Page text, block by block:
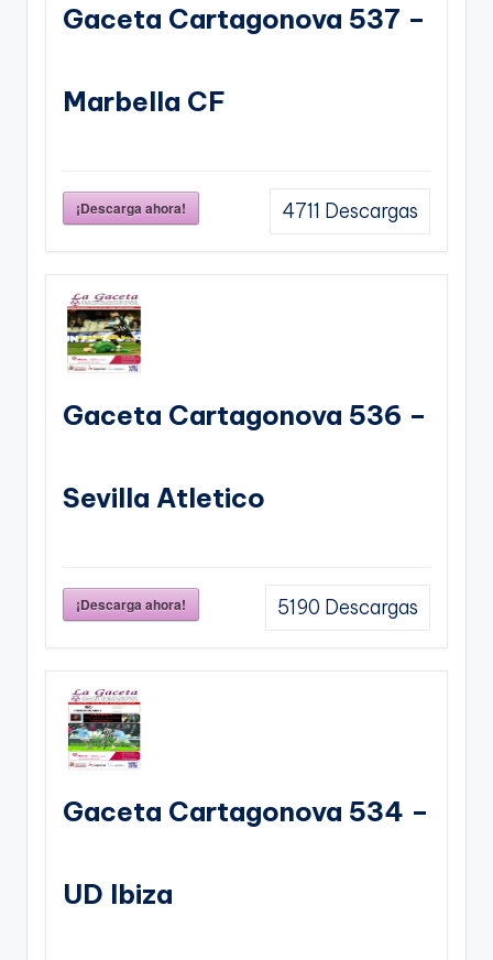
Gaceta Cartagonova 537 –
Marbella CF
¡Descarga ahora! 4711 Descargas
Gaceta Cartagonova 536 –
Sevilla Atletico
¡Descarga ahora! 5190 Descargas
Gaceta Cartagonova 534 –
UD Ibiza